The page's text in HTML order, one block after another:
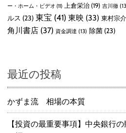
ー・ホーム・ビデオ (11) 上倉栄治 (19) 吉川徹
ルス (23) 東宝 (41) 東映 (33) 東村宗介
角川書店 (37) 資金調達 (13) 除菌 (23)
最近の投稿
かずま流 相場の本質
【投資の最重要事項】中央銀行